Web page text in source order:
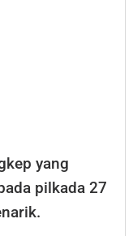
yang
pilkada 27